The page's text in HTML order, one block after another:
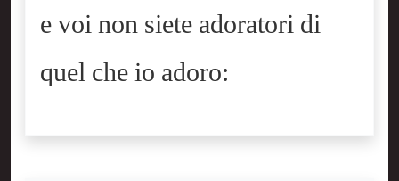
e voi non siete adoratori di
quel che io adoro: